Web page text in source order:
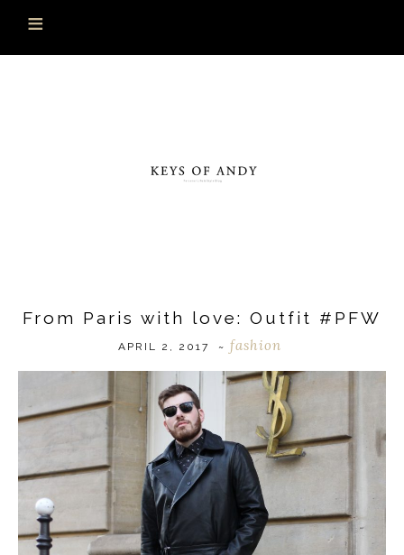
From Paris with love: Outfit #PFW
APRIL 2, 2017 ~ fashion